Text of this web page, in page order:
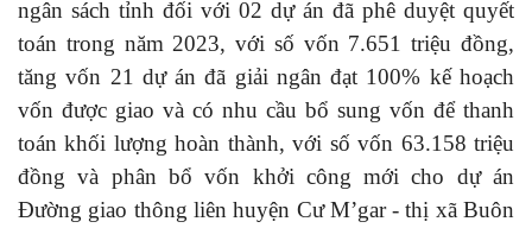
ngân sách tỉnh đối với 02 dự án đã phê duyệt quyết
toán trong năm 2023, với số vốn 7.651 triệu đồng,
tăng vốn 21 dự án đã giải ngân đạt 100% kế hoạch
vốn được giao và có nhu cầu bổ sung vốn để thanh
toán khối lượng hoàn thành, với số vốn 63.158 triệu
đồng và phân bổ vốn khởi công mới cho dự án
Đường giao thông liên huyện Cư M’gar - thị xã Buôn